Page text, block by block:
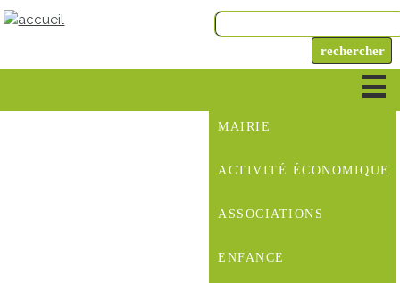
MAIRIE
ACTIVITÉ ÉCONOMIQUE
ASSOCIATIONS
ENFANCE